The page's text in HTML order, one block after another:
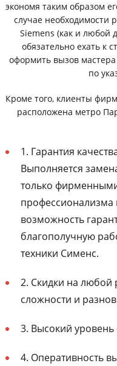
экономя таким образом
случае
Siemens (как и любой
обязательно ехать к
оформить вызов
по
Кроме того, клиенты
расположена метро
1. Гарантия
Выполняется
только
профессионализма
возможность
благополучную
техники Сименс.
2. Скидки на любой
сложности и
3. Высокий уровень
4. Оперативность